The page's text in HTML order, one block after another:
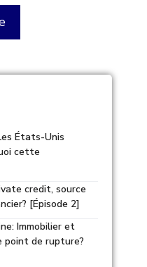
États-Unis
cette
credit, source
[Épisode 2]
Immobilier et
point de rupture?